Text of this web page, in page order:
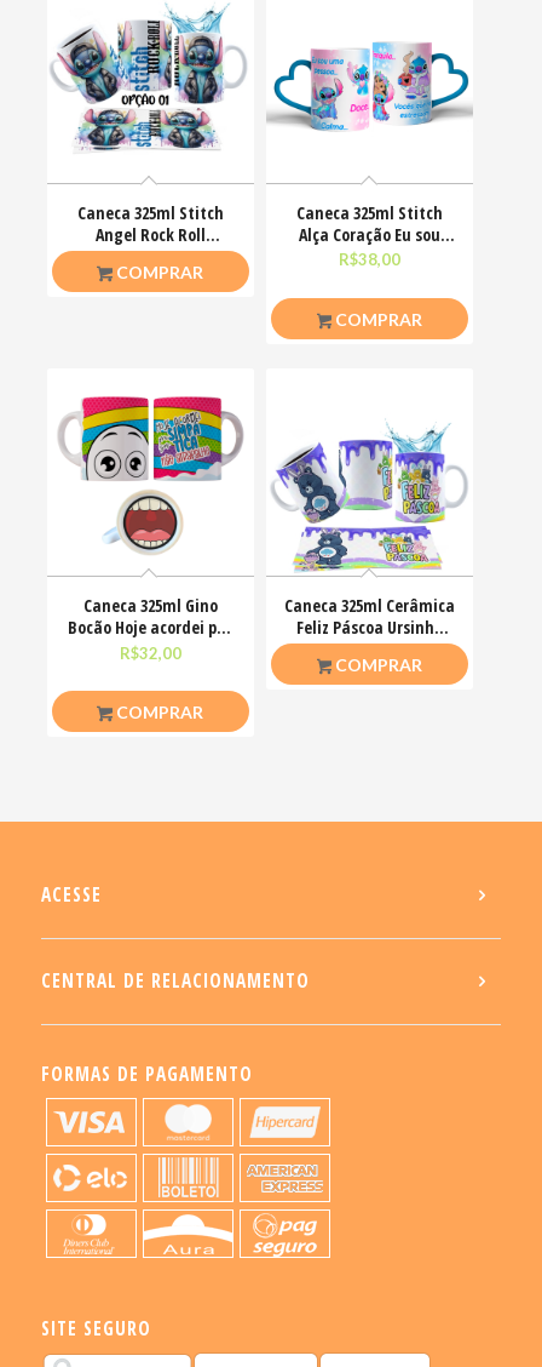
Caneca 325ml Stitch
Angel Rock Roll
Motoclub Motoqueiro
COMPRAR
Caneca 325ml Stitch
Alça Coração Eu sou
uma pessoa calma
R$38,00
COMPRAR
Caneca 325ml Gino
Bocão Hoje acordei pra
ser simpática não
R$32,00
COMPRAR
Caneca 325ml Cerâmica
Feliz Páscoa Ursinho
Carinhosos
COMPRAR
ACESSE
CENTRAL DE RELACIONAMENTO
FORMAS DE PAGAMENTO
SITE SEGURO